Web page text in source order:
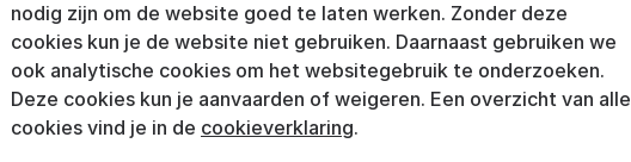
Met deze subsidie krijg je als
vertaler de kans om een
theatertekst van een Vlaamse
auteur integraal te vertalen.
nodig zijn om de website goed te laten werken. Zonder deze
cookies kun je de website niet gebruiken. Daarnaast gebruiken we
ook analytische cookies om het websitegebruik te onderzoeken.
Deze cookies kun je aanvaarden of weigeren. Een overzicht van alle
cookies vind je in de cookieverklaring.